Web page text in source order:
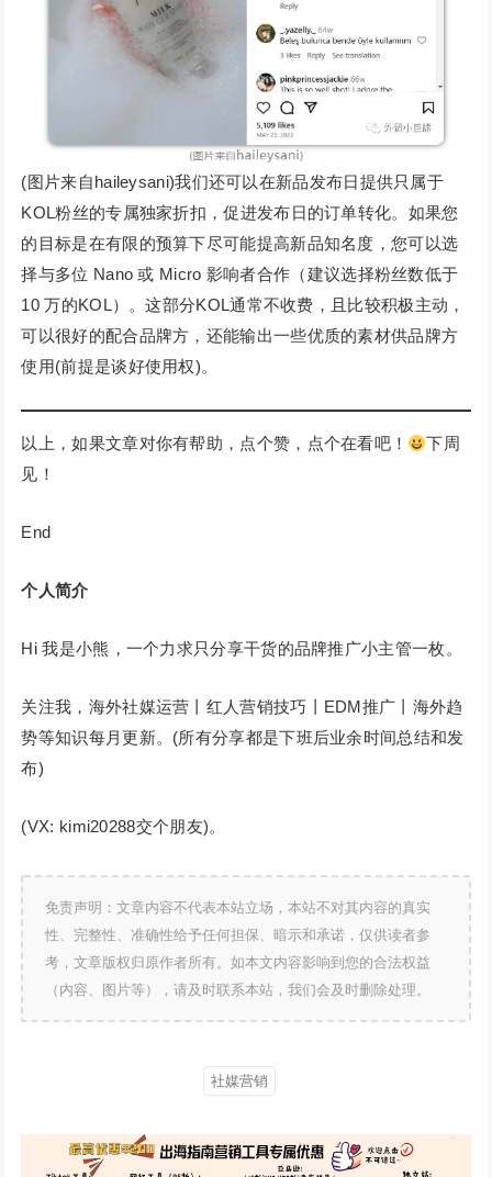
(图片来自haileysani)我们还可以在新品发布日提供只属于
KOL粉丝的专属独家折扣，促进发布日的订单转化。如果您
的目标是在有限的预算下尽可能提高新品知名度，您可以选
择与多位 Nano 或 Micro 影响者合作（建议选择粉丝数低于
10 万的KOL）。这部分KOL通常不收费，且比较积极主动，
可以很好的配合品牌方，还能输出一些优质的素材供品牌方
使用(前提是谈好使用权)。
以上，如果文章对你有帮助，点个赞，点个在看吧！
下周
见！
End
个人简介
Hi 我是小熊，一个力求只分享干货的品牌推广小主管一枚。
关注我，海外社媒运营丨红人营销技巧丨EDM推广丨海外趋
势等知识每月更新。(所有分享都是下班后业余时间总结和发
布)
(VX: kimi20288交个朋友)。
免责声明：文章内容不代表本站立场，本站不对其内容的真实
性、完整性、准确性给予任何担保、暗示和承诺，仅供读者参
考，文章版权归原作者所有。如本文内容影响到您的合法权益
（内容、图片等），请及时联系本站，我们会及时删除处理。
社媒营销